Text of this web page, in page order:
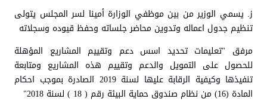
ز. يسمي الوزير من بين موظفي الوزارة أمينا لسر المجلس يتولى
تنظيم جدول اعماله وتدوين محاضر جلساته وحفظ قيوده وسجلاته
مرفق "تعليمات تحديد اسس دعم وتقييم المشاريع المؤهلة
للحصول على التمويل والدعم وتقييم هذه المشاريع ومتابعة
تنفيذها وكيفية الرقابة عليها لسنة 2019 الصادرة بموجب احكام
المادة (16) من نظام صندوق حماية البيئة رقم ( 18 ) لسنة 2018"